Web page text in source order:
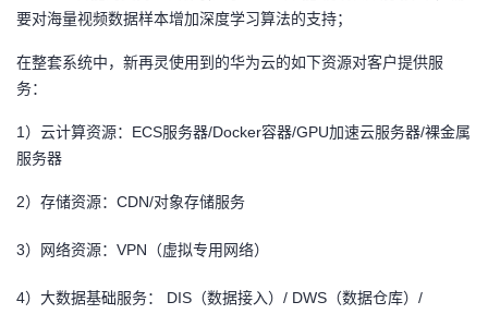
要对海量视频数据样本增加深度学习算法的支持；
在整套系统中，新再灵使用到的华为云的如下资源对客户提供服
务：
1）云计算资源：ECS服务器/Docker容器/GPU加速云服务器/裸金属
服务器
2）存储资源：CDN/对象存储服务
3）网络资源：VPN（虚拟专用网络）
4）大数据基础服务： DIS（数据接入）/ DWS（数据仓库）/